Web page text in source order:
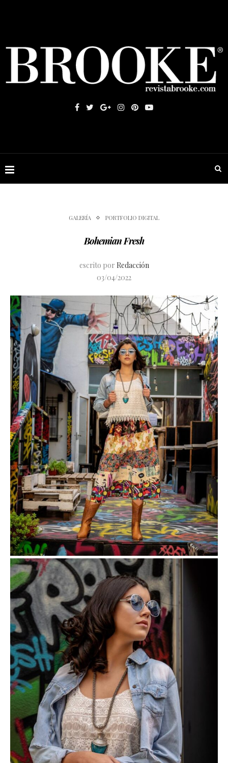
GALERÍA PORTFOLIO DIGITAL
Bohemian Fresh
escrito por Redacción
03/04/2022